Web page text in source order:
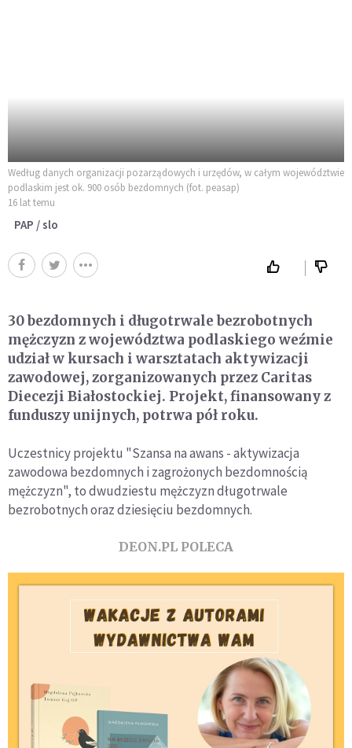
Według danych organizacji pozarządowych i urzędów, w całym województwie
podlaskim jest ok. 900 osób bezdomnych (fot. peasap)
16 lat temu
PAP / slo
30 bezdomnych i długotrwale bezrobotnych
mężczyzn z województwa podlaskiego weźmie
udział w kursach i warsztatach aktywizacji
zawodowej, zorganizowanych przez Caritas
Diecezji Białostockiej. Projekt, finansowany z
funduszy unijnych, potrwa pół roku.
Uczestnicy projektu "Szansa na awans - aktywizacja
zawodowa bezdomnych i zagrożonych bezdomnością
mężczyzn", to dwudziestu mężczyzn długotrwale
bezrobotnych oraz dziesięciu bezdomnych.
DEON.PL POLECA